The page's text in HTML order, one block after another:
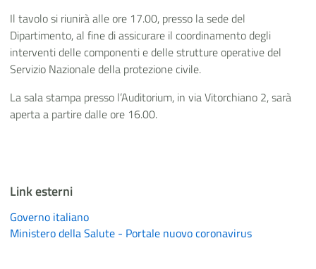
Il tavolo si riunirà alle ore 17.00, presso la sede del
Dipartimento, al fine di assicurare il coordinamento degli
interventi delle componenti e delle strutture operative del
Servizio Nazionale della protezione civile.
La sala stampa presso l’Auditorium, in via Vitorchiano 2, sarà
aperta a partire dalle ore 16.00.
Link esterni
Governo italiano
Ministero della Salute - Portale nuovo coronavirus